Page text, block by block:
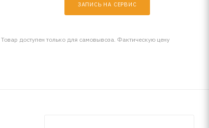
ЗАПИСЬ НА СЕРВИС
доступен только для самовывоза. Фактическую цену